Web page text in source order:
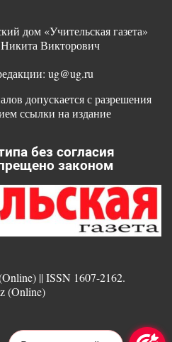
дом «Учительская газета»
Викторович
ug@ug.ru
допускается с разрешения
ссылки на издание
без согласия
законом
|| ISSN 1607-2162.
(Online)